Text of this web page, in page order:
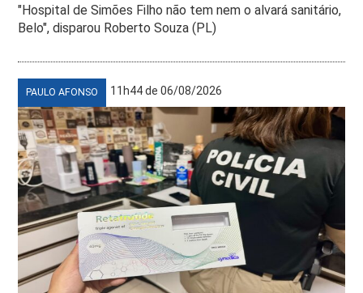
"Hospital de Simões Filho não tem nem o alvará sanitário,
Belo", disparou Roberto Souza (PL)
PAULO AFONSO 11h44 de 06/08/2026